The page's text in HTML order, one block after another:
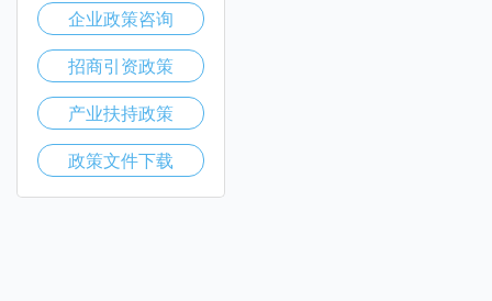
企业政策咨询
招商引资政策
产业扶持政策
政策文件下载